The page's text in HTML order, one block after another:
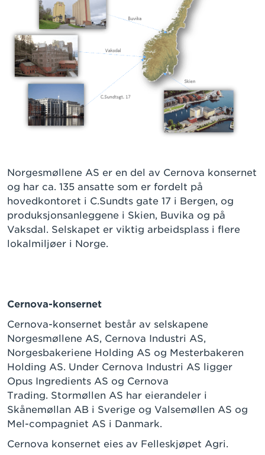
Norgesmøllene AS er en del av Cernova konsernet
og har ca. 135 ansatte som er fordelt på
hovedkontoret i C.Sundts gate 17 i Bergen, og
produksjonsanleggene i Skien, Buvika og på
Vaksdal. Selskapet er viktig arbeidsplass i flere
lokalmiljøer i Norge.
Cernova-konsernet
Cernova-konsernet består av selskapene
Norgesmøllene AS, Cernova Industri AS,
Norgesbakeriene Holding AS og Mesterbakeren
Holding AS. Under Cernova Industri AS ligger
Opus Ingredients AS og Cernova
Trading. Stormøllen AS har eierandeler i
Skånemøllan AB i Sverige og Valsemøllen AS og
Mel-compagniet AS i Danmark.
Cernova konsernet eies av Felleskjøpet Agri.